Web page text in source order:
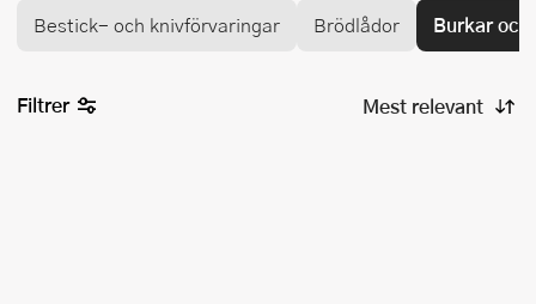
Bestick- och knivförvaringar Brödlådor Burkar
Filtrer